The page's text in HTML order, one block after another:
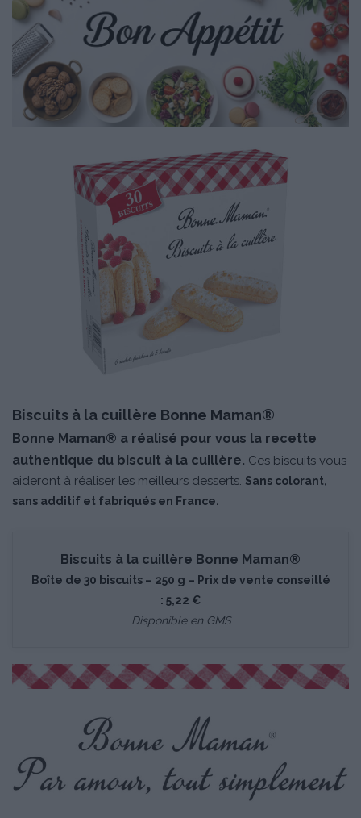
Biscuits à la cuillère Bonne Maman®
Bonne Maman® a réalisé pour vous la recette
authentique du biscuit à la cuillère. Ces biscuits vous
aideront à réaliser les meilleurs desserts. Sans colorant,
sans additif et fabriqués en France.
Biscuits à la cuillère Bonne Maman®
Boîte de 30 biscuits – 250 g – Prix de vente conseillé
: 5,22 €
Disponible en GMS